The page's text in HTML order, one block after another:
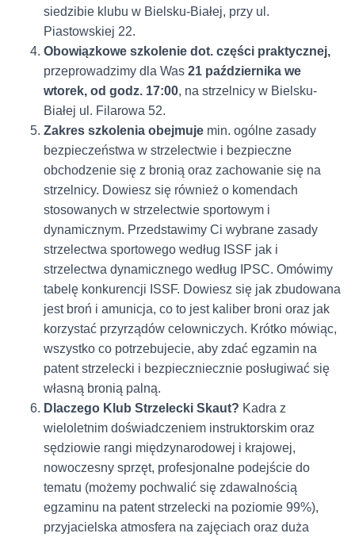
siedzibie klubu w Bielsku-Białej, przy ul.
Piastowskiej 22.
Obowiązkowe szkolenie dot. części praktycznej,
przeprowadzimy dla Was 21 października we
wtorek, od godz. 17:00, na strzelnicy w Bielsku-
Białej ul. Filarowa 52.
Zakres szkolenia obejmuje min. ogólne zasady
bezpieczeństwa w strzelectwie i bezpieczne
obchodzenie się z bronią oraz zachowanie się na
strzelnicy. Dowiesz się również o komendach
stosowanych w strzelectwie sportowym i
dynamicznym. Przedstawimy Ci wybrane zasady
strzelectwa sportowego według ISSF jak i
strzelectwa dynamicznego według IPSC. Omówimy
tabelę konkurencji ISSF. Dowiesz się jak zbudowana
jest broń i amunicja, co to jest kaliber broni oraz jak
korzystać przyrządów celowniczych. Krótko mówiąc,
wszystko co potrzebujecie, aby zdać egzamin na
patent strzelecki i bezpieczniecznie posługiwać się
własną bronią palną.
Dlaczego Klub Strzelecki Skaut? Kadra z
wieloletnim doświadczeniem instruktorskim oraz
sędziowie rangi międzynarodowej i krajowej,
nowoczesny sprzęt, profesjonalne podejście do
tematu (możemy pochwalić się zdawalnością
egzaminu na patent strzelecki na poziomie 99%),
przyjacielska atmosfera na zajęciach oraz duża